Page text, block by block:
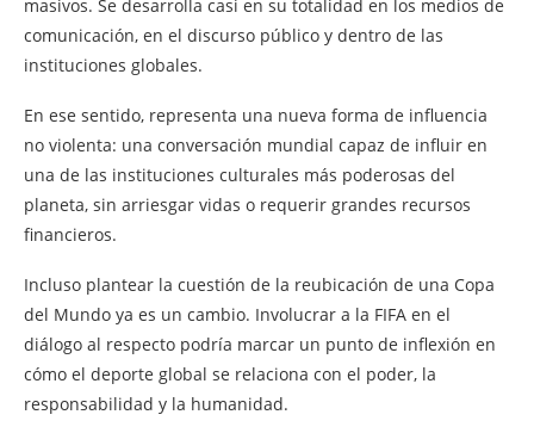
masivos. Se desarrolla casi en su totalidad en los medios de
comunicación, en el discurso público y dentro de las
instituciones globales.
En ese sentido, representa una nueva forma de influencia
no violenta: una conversación mundial capaz de influir en
una de las instituciones culturales más poderosas del
planeta, sin arriesgar vidas o requerir grandes recursos
financieros.
Incluso plantear la cuestión de la reubicación de una Copa
del Mundo ya es un cambio. Involucrar a la FIFA en el
diálogo al respecto podría marcar un punto de inflexión en
cómo el deporte global se relaciona con el poder, la
responsabilidad y la humanidad.